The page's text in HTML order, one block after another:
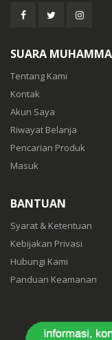
SUARA
Tentang Kami
Kontak
Akun Saya
Riwayat Belanja
Pencarian Produk
Masuk
BANTUAN
Syarat & Ketentuan
Kebijakan Privasi
Hubungi Kami
Panduan Keamanan